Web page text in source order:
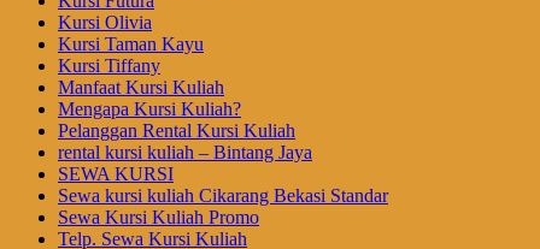
Kursi Olivia
Kursi Taman Kayu
Kursi Tiffany
Manfaat Kursi Kuliah
Mengapa Kursi Kuliah?
Pelanggan Rental Kursi Kuliah
rental kursi kuliah – Bintang Jaya
SEWA KURSI
Sewa kursi kuliah Cikarang Bekasi Standar
Sewa Kursi Kuliah Promo
Telp. Sewa Kursi Kuliah